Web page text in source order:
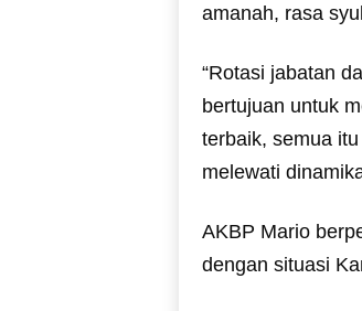
amanah, rasa
“Rotasi jabatan
bertujuan untuk
terbaik, semua
melewati
AKBP Mario
dengan situasi